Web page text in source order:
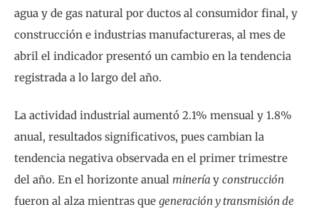
agua y de gas natural por ductos al consumidor final, y
construcción e industrias manufactureras, al mes de
abril el indicador presentó un cambio en la tendencia
registrada a lo largo del año.
La actividad industrial aumentó 2.1% mensual y 1.8%
anual, resultados significativos, pues cambian la
tendencia negativa observada en el primer trimestre
del año. En el horizonte anual minería y construcción
fueron al alza mientras que generación y transmisión de